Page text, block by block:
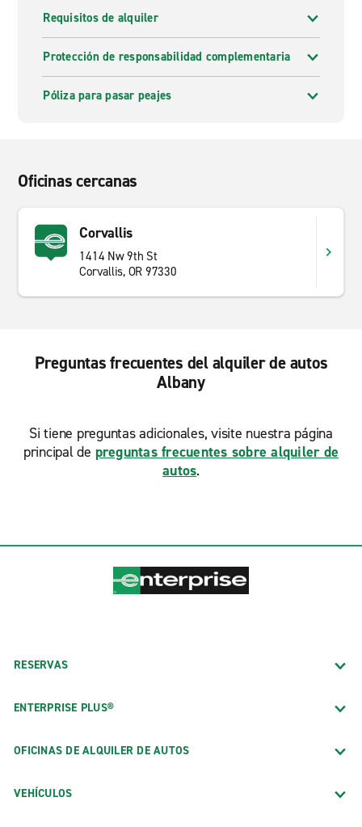
Requisitos de alquiler
Protección de responsabilidad complementaria
Póliza para pasar peajes
Oficinas cercanas
Corvallis
1414 Nw 9th St
Corvallis, OR 97330
Preguntas frecuentes del alquiler de autos
Albany
Si tiene preguntas adicionales, visite nuestra página
principal de preguntas frecuentes sobre alquiler de
autos.
RESERVAS
ENTERPRISE PLUS®
OFICINAS DE ALQUILER DE AUTOS
VEHÍCULOS